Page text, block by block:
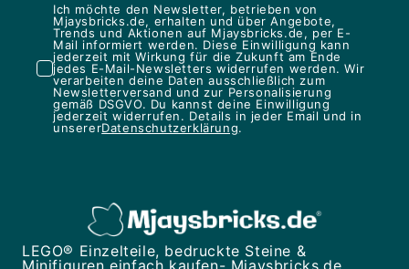
Ich möchte den Newsletter, betrieben von
Mjaysbricks.de, erhalten und über Angebote,
Trends und Aktionen auf Mjaysbricks.de, per E-
Mail informiert werden. Diese Einwilligung kann
jederzeit mit Wirkung für die Zukunft am Ende
jedes E-Mail-Newsletters widerrufen werden. Wir
verarbeiten deine Daten ausschließlich zum
Newsletterversand und zur Personalisierung
gemäß DSGVO. Du kannst deine Einwilligung
jederzeit widerrufen. Details in jeder Email und in
unsererDatenschutzerklärung.
LEGO® Einzelteile, bedruckte Steine &